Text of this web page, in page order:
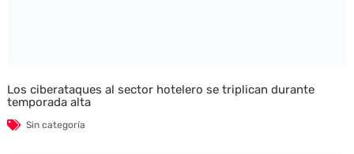
Los ciberataques al sector hotelero se triplican durante
temporada alta
Sin categoría